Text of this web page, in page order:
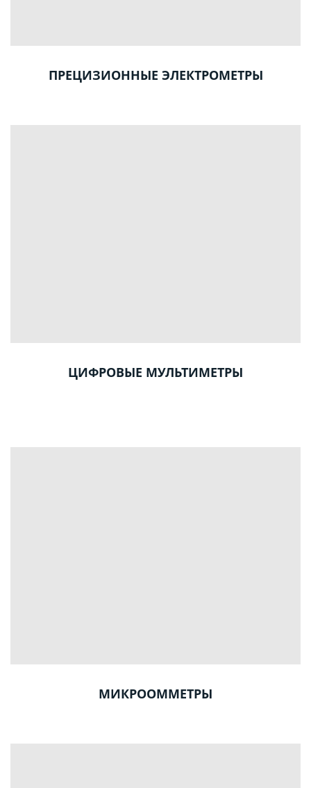
ПРЕЦИЗИОННЫЕ ЭЛЕКТРОМЕТРЫ
ЦИФРОВЫЕ МУЛЬТИМЕТРЫ
МИКРООММЕТРЫ